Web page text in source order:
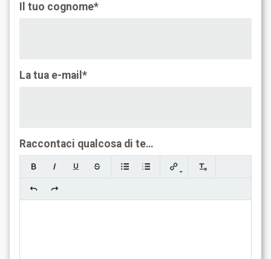
Il tuo cognome*
La tua e-mail*
Raccontaci qualcosa di te…